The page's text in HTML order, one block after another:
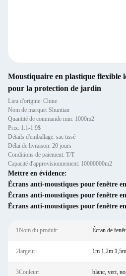
Moustiquaire en plastique flexible
pour la protection de jardin
Lieu d'origine: Chine
Nom de marque: Shuntian
Quantité de commande min: 1000m2
Prix: 1.1-1.9$
Détails d'emballage: sac tissé
Délai de livraison: 20 jours
Conditions de paiement: T/T
Capacité d'approvisionnement: 10000000m2
Mettre en évidence:
Écrans anti-moustiques pour fenêtre
Écrans anti-moustiques pour fenêtre
Écrans anti-moustiques pour fenêtre
1Nom du produit: Écran de
2largeur: 1m 1,2m
3Couleur: blanc, vert,